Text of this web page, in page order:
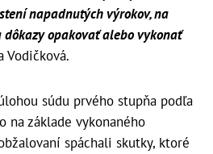
napadnutých výrokov, na
opakovať alebo vykonať
Vodičková.
súdu prvého stupňa podľa
na základe vykonaného
spáchali skutky, ktoré